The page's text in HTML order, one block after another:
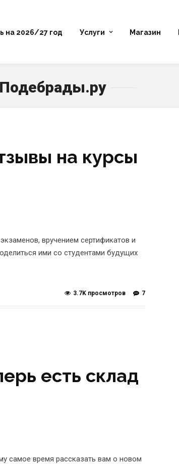
на 2026/27 год Услуги Магазин
Подебрады.ру
на курсы
вручением сертификатов и
ими со студентами будущих
7
3.7K просмотров
есть склад
самое время рассказать вам о новом